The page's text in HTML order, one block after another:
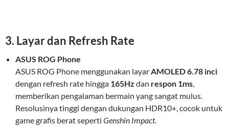
3. Layar dan Refresh Rate
ASUS ROG Phone
ASUS ROG Phone menggunakan layarAMOLED 6.78 inci
dengan refresh rate hingga 165Hz dan respon 1ms,
memberikan pengalaman bermain yang sangat mulus.
Resolusinya tinggi dengan dukungan HDR10+, cocok untuk
game grafis berat seperti Genshin Impact.